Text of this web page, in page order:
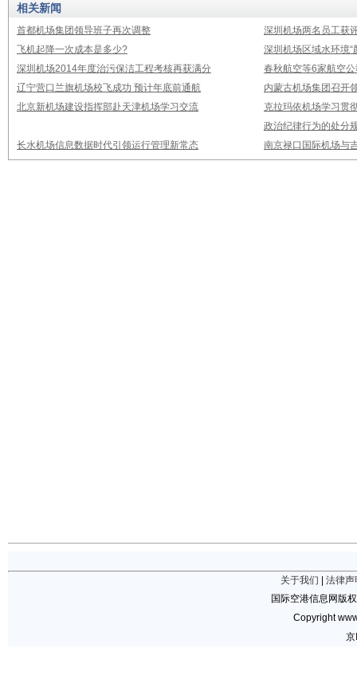
相关新闻
首都机场集团领导班子再次调整
深圳机场两名员工获
飞机起降一次成本是多少?
深圳机场区域水环境“
深圳机场2014年度治污保洁工程考核再获满分
春秋航空等6家航空
辽宁营口兰旗机场校飞成功 预计年底前通航
内蒙古机场集团召开
北京新机场建设指挥部赴天津机场学习交流
克拉玛依机场学习贯
政治纪律行为的处分
长水机场信息数据时代引领运行管理新常态
南京禄口国际机场与
关于我们
法律声
国际空港信息网版
Copyright